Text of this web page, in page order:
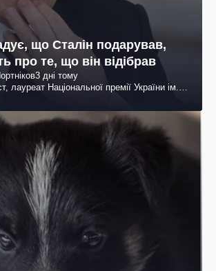
що Сталін подарував,
про те, що він відібрав
3 дні тому
лауреат Національної премії України ім.